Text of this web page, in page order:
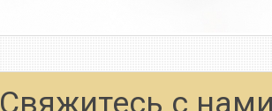
Свяжитесь с